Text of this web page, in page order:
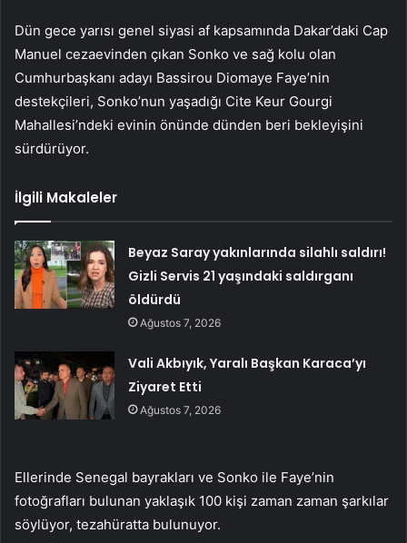
Dün gece yarısı genel siyasi af kapsamında Dakar’daki Cap
Manuel cezaevinden çıkan Sonko ve sağ kolu olan
Cumhurbaşkanı adayı Bassirou Diomaye Faye’nin
destekçileri, Sonko’nun yaşadığı Cite Keur Gourgi
Mahallesi’ndeki evinin önünde dünden beri bekleyişini
sürdürüyor.
İlgili Makaleler
Beyaz Saray yakınlarında silahlı saldırı!
Gizli Servis 21 yaşındaki saldırganı
öldürdü
Ağustos 7, 2026
Vali Akbıyık, Yaralı Başkan Karaca’yı
Ziyaret Etti
Ağustos 7, 2026
Ellerinde Senegal bayrakları ve Sonko ile Faye’nin
fotoğrafları bulunan yaklaşık 100 kişi zaman zaman şarkılar
söylüyor, tezahüratta bulunuyor.